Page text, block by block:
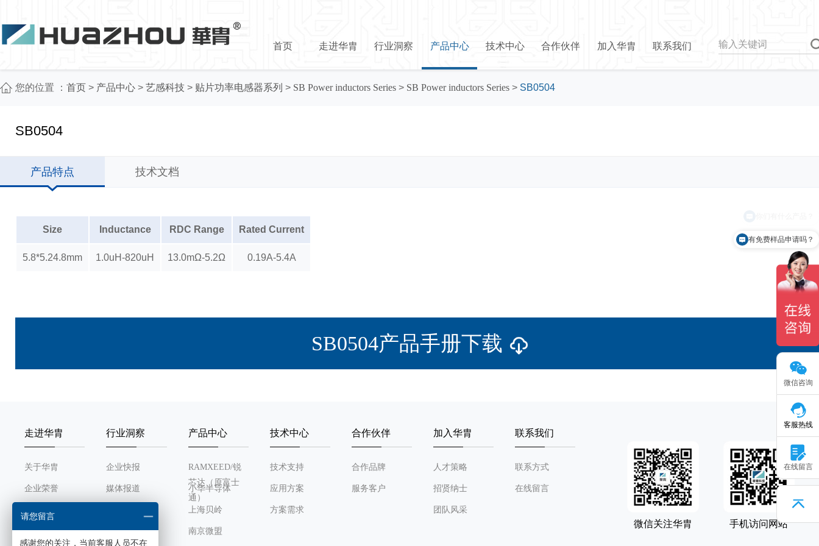
首页 走进华胄 行业洞察 产品中心 技术中心 合作伙伴 加入华胄 联系我们
您的位置 ： 首页 > 产品中心 > 艺感科技 > 贴片功率电感器系列 > SB Power inductors Series > SB Power inductors Series > SB0504
SB0504
产品特点 技术文档
Size Inductance RDC Range Rated Current
5.8*5.24.8mm 1.0uH-820uH 13.0mΩ-5.2Ω 0.19A-5.4A
SB0504产品手册下载
走进华胄
关于华胄
企业荣誉
发展历程
组织架构
行业洞察
企业快报
媒体报道
产品中心
RAMXEED/锐
芯达（原富士
通）
小华半导体
上海贝岭
南京微盟
技术中心
技术支持
应用方案
方案需求
合作伙伴
合作品牌
服务客户
加入华胄
人才策略
招贤纳士
团队风采
联系我们
联系方式
在线留言
微信关注华胄 手机访问网站
微信咨询
客服热线
在线留言
有免费样品申请吗？
请您留言
感谢您的关注，当前客服人员不在